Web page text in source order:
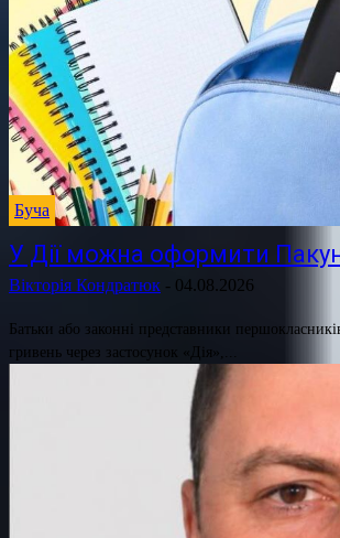
Буча
У Дії можна оформити
Вікторія Кондратюк - 04.08.2026
Батьки або законні представники
гривень через застосунок «Дія»,...